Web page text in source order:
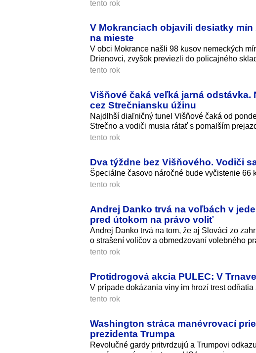
tento rok
V Mokranciach objavili desiatky
na mieste
V obci Mokrance našli 98 kusov nemeckých
Drienovci, zvyšok previezli do policajného
tento rok
Višňové čaká veľká jarná
cez Strečniansku úžinu
Najdlhší diaľničný tunel Višňové čaká od
Strečno a vodiči musia rátať s pomalším
tento rok
Dva týždne bez Višňového. Vodiči
Špeciálne časovo náročné bude vyčistenie 66
tento rok
Andrej Danko trvá na voľbách v
pred útokom na právo voliť
Andrej Danko trvá na tom, že aj Slováci zo
o strašení voličov a obmedzovaní volebného
tento rok
Protidrogová akcia PULEC: V
V prípade dokázania viny im hrozí trest
tento rok
Washington stráca manévrovací
prezidenta Trumpa
Revolučné gardy pritvrdzujú a Trumpovi